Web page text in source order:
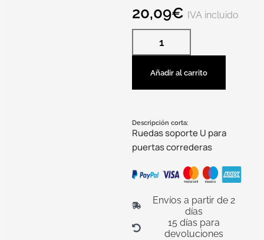
20,09€ IVA incluido
Añadir al carrito
Descripción corta:
Ruedas soporte U para
puertas correderas
Envíos a partir de 2
días
15 días para
devoluciones